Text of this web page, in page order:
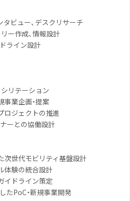
タビュー、デスクリサーチ
ー作成、情報設計
ライン設計
リテーション
業企画・提案
ロジェクトの推進
ーとの協働設計
次世代モビリティ基盤設計
体験の統合設計
イドライン策定
たPoC・新規事業開発